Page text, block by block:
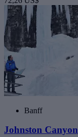
Banff
Johnston Canyon